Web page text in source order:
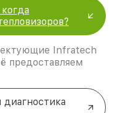
Infratech
предоставляем